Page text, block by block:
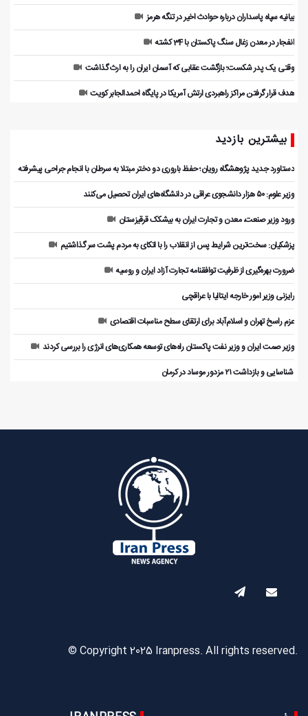
بیانیه سپاه پاسداران درباره حوادث اخیر در تنگه هرمز
انفجار در معدن زغال سنگ پاکستان با 34 کشته
وقتی یک پدر شکست؛ بازگشت عقابی که آسمان ایران را به ارث گذاشت
هدف قرار گرفتن مراکز راهبردی ارتش آمریکا در پایگاه احمدالجابر کویت
بیشترین بازدید
دستاورد جدید پژوهشگاه رویان؛ حفظ باروری دو دختر مبتلا به سرطان با انجام جراحی پیشرفته
وزیر علوم: ۵۰ هزار دانشجوی عراقی در دانشگاه‌های ایران تحصیل می‌کنند
ورود وزیر صنعت، معدن و تجارت ایران به بیشکک قرقیزستان
پزشکیان: سخت‌ترین شرایط پس از انقلاب را با اتکای به مردم پشت سر گذاشتیم
ضرورت بهره‌گیری از ظرفیت توافقنامه تجارت آزاد ایران و روسیه
رایزنی وزیر امور خارجه ایتالیا با عراقچی
عزم راسخ تهران و اسلام‌آباد برای ارتقای سطح مناسبات اقتصادی
وزیر صمت ایران و وزیر نفت پاکستان راه‌های توسعه همکاری‌های انرژی را بررسی کردند
️ شناسایی و بازداشت ۲۱ مزدور موساد در کرمان
© Copyright 2025 Iranpress. All rights reserved.